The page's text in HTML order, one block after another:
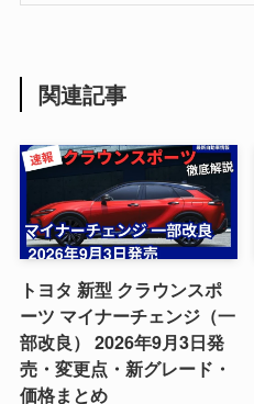
関連記事
トヨタ 新型 クラウンスポ
ーツ マイナーチェンジ（一
部改良） 2026年9月3日発
売・変更点・新グレード・
価格まとめ